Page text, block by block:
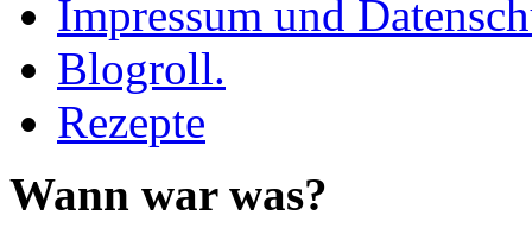
Impressum und
Blogroll.
Rezepte
Wann war was?